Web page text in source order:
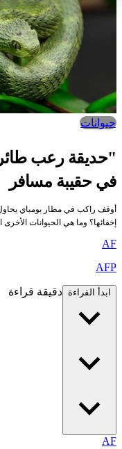
حيوانات
في حقيبة مسافر
إخفائها؟ وما هي الحيوانات
AF
AFP
ابدأ القراءة دقيقة قراءة
AF